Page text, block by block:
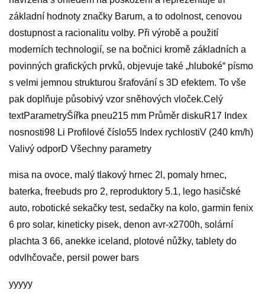
základní hodnoty značky Barum, a to odolnost, cenovou
dostupnost a racionalitu volby. Při výrobě a použití
moderních technologií, se na bočnici kromě základních a
povinných grafických prvků, objevuje také „hluboké“ písmo
s velmi jemnou strukturou šrafování s 3D efektem. To vše
pak doplňuje působivý vzor sněhových vloček.Celý
textParametryŠířka pneu215 mm Průměr diskuR17 Index
nosnosti98 Li Profilové číslo55 Index rychlostiV (240 km/h)
Valivý odporD Všechny parametry
misa na ovoce, malý tlakový hrnec 2l, pomaly hrnec,
baterka, freebuds pro 2, reproduktory 5.1, lego hasičské
auto, robotické sekačky test, sedačky na kolo, garmin fenix
6 pro solar, kineticky pisek, denon avr-x2700h, solární
plachta 3 66, anekke iceland, plotové nůžky, tablety do
odvlhčovače, persil power bars
yyyyy